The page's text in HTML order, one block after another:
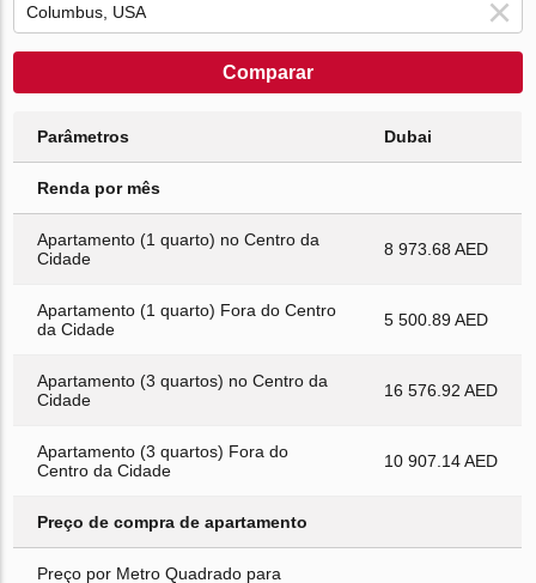
Comparar
Parâmetros Dubai
Renda por mês
Apartamento (1 quarto) no Centro da
Cidade
8 973.68 AED
Apartamento (1 quarto) Fora do Centro
da Cidade
5 500.89 AED
Apartamento (3 quartos) no Centro da
Cidade
16 576.92 AED
Apartamento (3 quartos) Fora do
Centro da Cidade
10 907.14 AED
Preço de compra de apartamento
Preço por Metro Quadrado para